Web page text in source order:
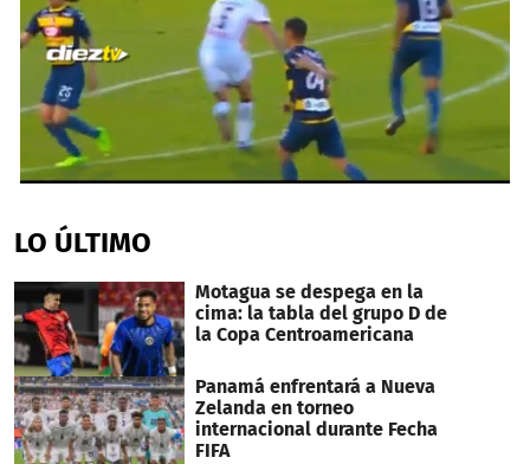
of
43
LO ÚLTIMO
Motagua se despega en la
cima: la tabla del grupo D de
la Copa Centroamericana
Panamá enfrentará a Nueva
Zelanda en torneo
internacional durante Fecha
FIFA